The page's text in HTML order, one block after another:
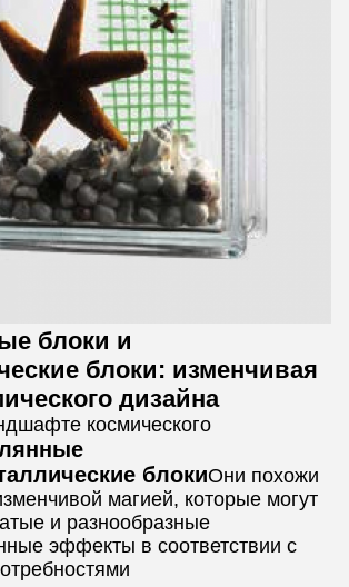
блоки и
блоки: изменчивая
дизайна
космического
блокиОни похожи
магией, которые могут
и разнообразные
эффекты в соответствии с